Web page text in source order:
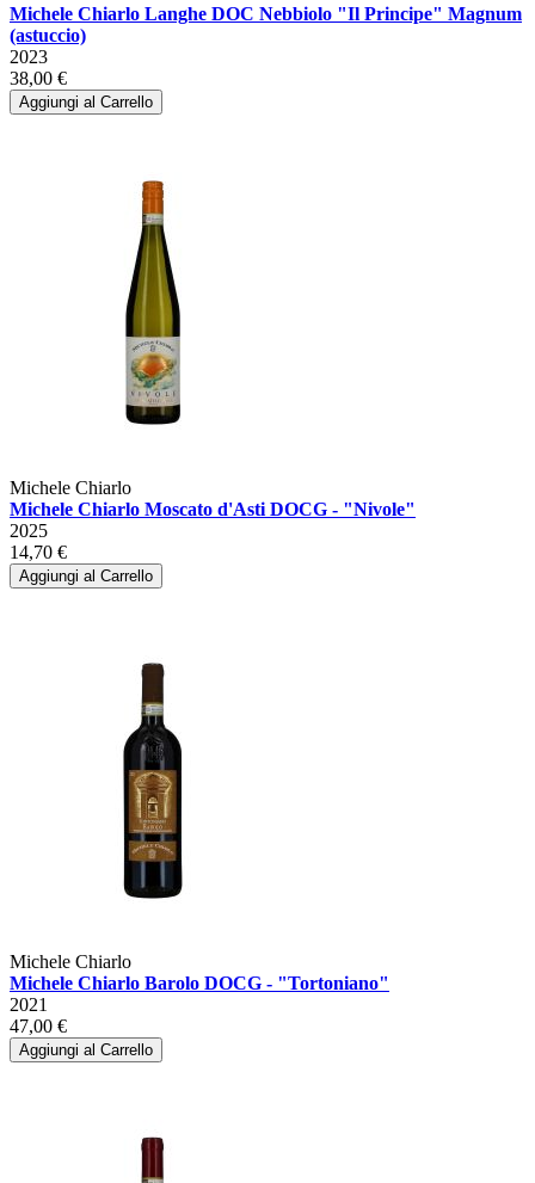
Michele Chiarlo Langhe DOC Nebbiolo "Il Principe" Magnum
(astuccio)
2023
38,00 €
Aggiungi al Carrello
Michele Chiarlo
Michele Chiarlo Moscato d'Asti DOCG - "Nivole"
2025
14,70 €
Aggiungi al Carrello
Michele Chiarlo
Michele Chiarlo Barolo DOCG - "Tortoniano"
2021
47,00 €
Aggiungi al Carrello